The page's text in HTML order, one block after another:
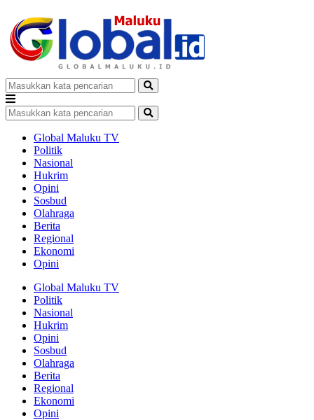
Global Maluku TV
Politik
Nasional
Hukrim
Opini
Sosbud
Olahraga
Berita
Regional
Ekonomi
Opini
Global Maluku TV
Politik
Nasional
Hukrim
Opini
Sosbud
Olahraga
Berita
Regional
Ekonomi
Opini